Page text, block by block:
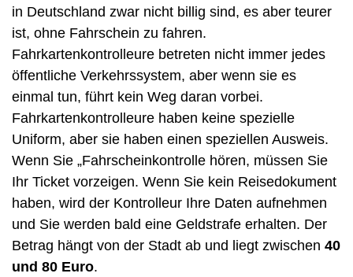
in Deutschland zwar nicht billig sind, es aber teurer
ist, ohne Fahrschein zu fahren.
Fahrkartenkontrolleure betreten nicht immer jedes
öffentliche Verkehrssystem, aber wenn sie es
einmal tun, führt kein Weg daran vorbei.
Fahrkartenkontrolleure haben keine spezielle
Uniform, aber sie haben einen speziellen Ausweis.
Wenn Sie „Fahrscheinkontrolle hören, müssen Sie
Ihr Ticket vorzeigen. Wenn Sie kein Reisedokument
haben, wird der Kontrolleur Ihre Daten aufnehmen
und Sie werden bald eine Geldstrafe erhalten. Der
Betrag hängt von der Stadt ab und liegt zwischen 40
und 80 Euro.